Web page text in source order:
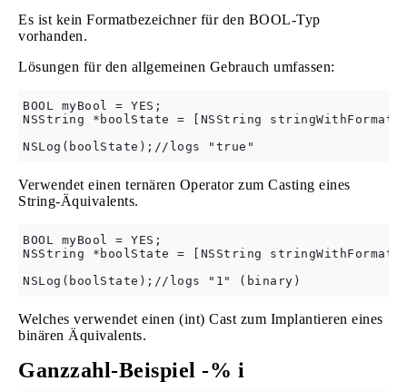
Es ist kein Formatbezeichner für den BOOL-Typ
vorhanden.
Lösungen für den allgemeinen Gebrauch umfassen:
BOOL myBool = YES;
NSString *boolState = [NSString
Verwendet einen ternären Operator zum Casting eines
String-Äquivalents.
BOOL myBool = YES;
NSString *boolState = [NSString
Welches verwendet einen (int) Cast zum Implantieren eines
binären Äquivalents.
Ganzzahl-Beispiel -% i